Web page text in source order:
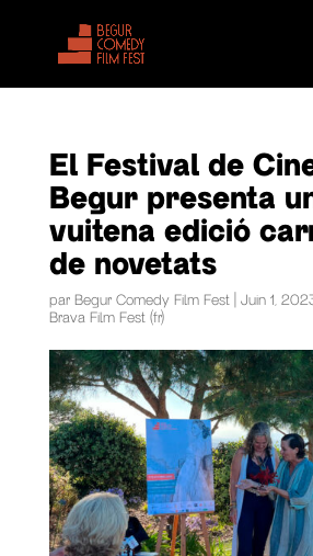
El Festival de
Begur presenta
vuitena edició
de novetats
par Begur Comedy Film Fest| Juin 1,
Brava Film Fest (fr)